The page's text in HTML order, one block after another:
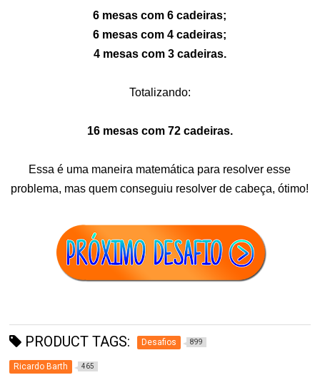
6 mesas com 6 cadeiras;
6 mesas com 4 cadeiras;
4 mesas com 3 cadeiras.
Totalizando:
16 mesas com 72 cadeiras.
Essa é uma maneira matemática para resolver esse
problema, mas quem conseguiu resolver de cabeça, ótimo!
PRODUCT TAGS: Desafios 899
Ricardo Barth 465